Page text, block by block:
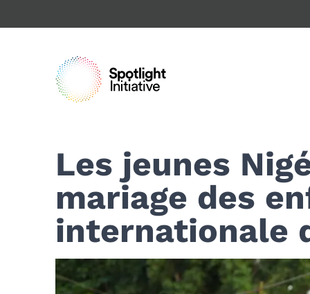
au
Les jeunes
mariage des
internationale